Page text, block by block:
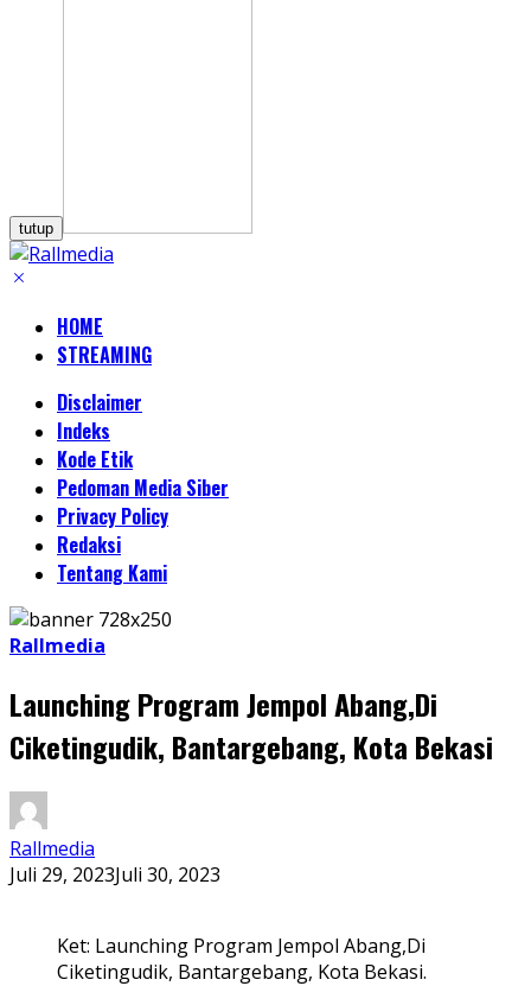
tutup
HOME
STREAMING
Disclaimer
Indeks
Kode Etik
Pedoman Media Siber
Privacy Policy
Redaksi
Tentang Kami
Rallmedia
Launching Program Jempol Abang,Di
Ciketingudik, Bantargebang, Kota Bekasi
Rallmedia
Juli 29, 2023Juli 30, 2023
Ket: Launching Program Jempol Abang,Di
Ciketingudik, Bantargebang, Kota Bekasi.